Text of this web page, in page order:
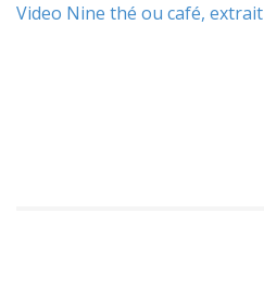
Video Nine thé ou café, extrait